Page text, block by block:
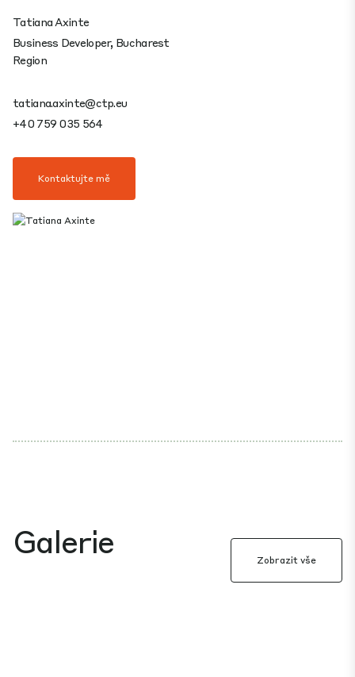
Tatiana Axinte
Business Developer, Bucharest
Region
tatiana.axinte@ctp.eu
+40 759 035 564
Kontaktujte mě
Galerie Zobrazit vše